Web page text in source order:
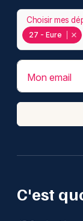
C'est
27 - Eure
Choisir mes
Mon email